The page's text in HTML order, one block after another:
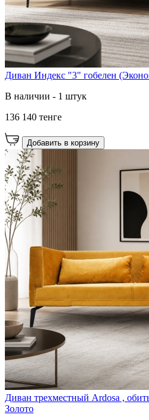
Диван Индекс "3" гобелен
В наличии - 1 штук
136 140 тенге
Добавить в корзину
Диван трехместный Ardosa ,
Золото